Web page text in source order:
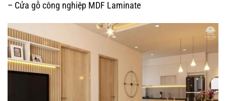
– Cửa gỗ công nghiệp MDF Laminate